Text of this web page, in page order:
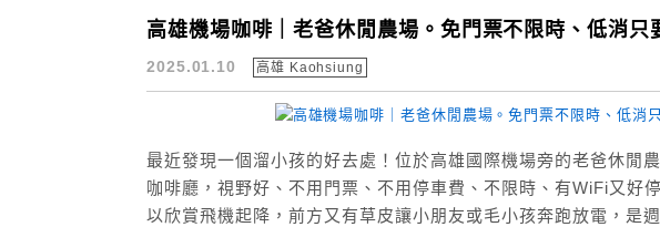
高雄機場咖啡｜老爸休閒農場。免門票不限時、低消只
2025.01.10 高雄 Kaohsiung
最近發現一個溜小孩的好去處！位於高雄國際機場旁的老爸休閒
咖啡廳，視野好、不用門票、不用停車費、不限時、有WiFi又好
以欣賞飛機起降，前方又有草皮讓小朋友或毛小孩奔跑放電，是